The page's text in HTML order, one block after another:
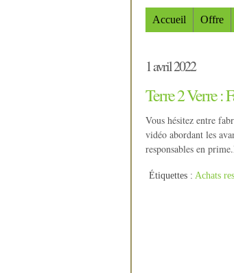
Accueil Offre
1 avril 2022
Terre 2 Verre :
Vous hésitez entre
vidéo abordant les
responsables en
Étiquettes : Achats